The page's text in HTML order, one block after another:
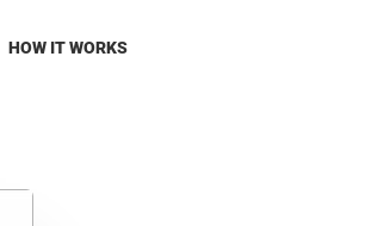
HOW IT WORKS